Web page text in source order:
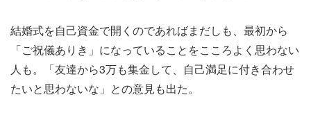
結婚式を自己資金で開くのであればまだしも、最初から
「ご祝儀ありき」になっていることをこころよく思わない
人も。「友達から3万も集金して、自己満足に付き合わせ
たいと思わないな」との意見も出た。